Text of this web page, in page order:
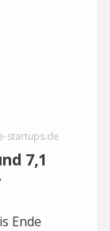
startups.de
7,1
Ende